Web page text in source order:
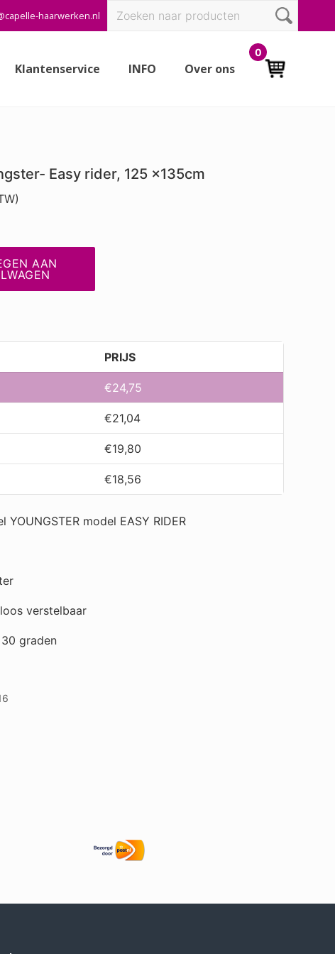
haarwerken.nl
naar:
Klantenservice INFO Over ons
0
Easy rider, 125 x135cm
AAN
PRIJS
€24,75
€21,04
€19,80
€18,56
model EASY RIDER
verstelbaar
graden